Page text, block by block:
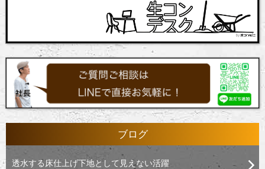
ブログ
透水する床仕上げ下地として見えない活躍